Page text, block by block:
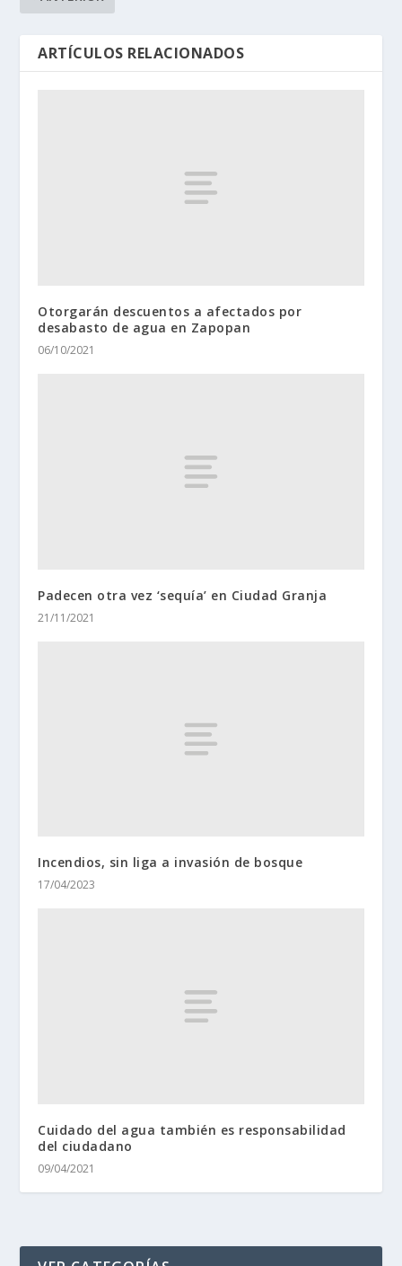
ARTÍCULOS RELACIONADOS
Otorgarán descuentos a afectados por
desabasto de agua en Zapopan
06/10/2021
Padecen otra vez ‘sequía’ en Ciudad Granja
21/11/2021
Incendios, sin liga a invasión de bosque
17/04/2023
Cuidado del agua también es responsabilidad
del ciudadano
09/04/2021